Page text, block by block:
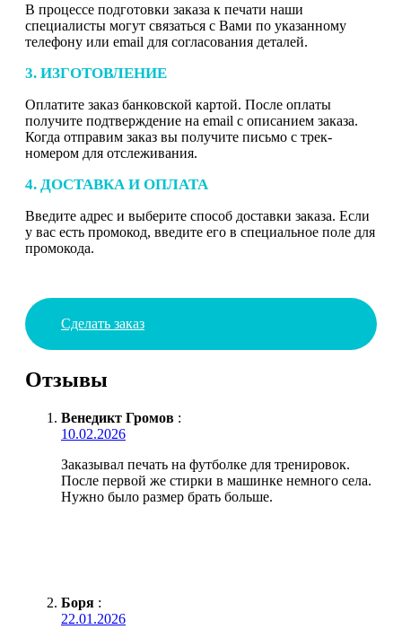
В процессе подготовки заказа к печати наши
специалисты могут связаться с Вами по указанному
телефону или email для согласования деталей.
3. ИЗГОТОВЛЕНИЕ
Оплатите заказ банковской картой. После оплаты
получите подтверждение на email с описанием заказа.
Когда отправим заказ вы получите письмо с трек-
номером для отслеживания.
4. ДОСТАВКА И ОПЛАТА
Введите адрес и выберите способ доставки заказа. Если
у вас есть промокод, введите его в специальное поле для
промокода.
Сделать заказ
Отзывы
Венедикт Громов :
10.02.2026
Заказывал печать на футболке для тренировок.
После первой же стирки в машинке немного села.
Нужно было размер брать больше.
Боря :
22.01.2026